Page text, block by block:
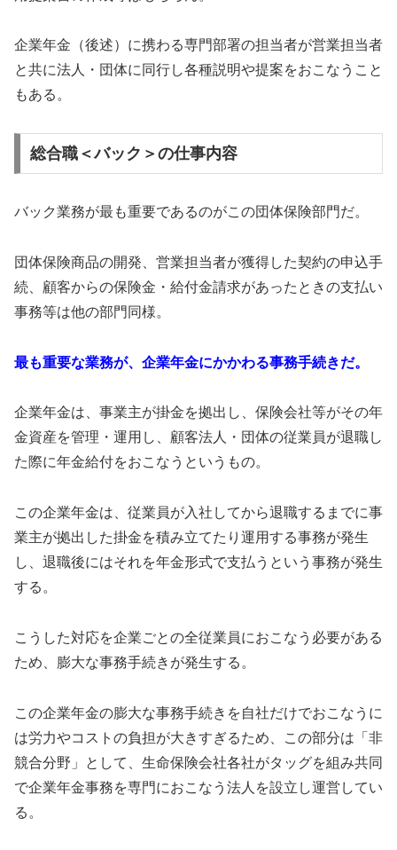
企業年金（後述）に携わる専門部署の担当者が営業担当者
と共に法人・団体に同行し各種説明や提案をおこなうこと
もある。
総合職＜バック＞の仕事内容
バック業務が最も重要であるのがこの団体保険部門だ。
団体保険商品の開発、営業担当者が獲得した契約の申込手
続、顧客からの保険金・給付金請求があったときの支払い
事務等は他の部門同様。
最も重要な業務が、企業年金にかかわる事務手続きだ。
企業年金は、事業主が掛金を拠出し、保険会社等がその年
金資産を管理・運用し、顧客法人・団体の従業員が退職し
た際に年金給付をおこなうというもの。
この企業年金は、従業員が入社してから退職するまでに事
業主が拠出した掛金を積み立てたり運用する事務が発生
し、退職後にはそれを年金形式で支払うという事務が発生
する。
こうした対応を企業ごとの全従業員におこなう必要がある
ため、膨大な事務手続きが発生する。
この企業年金の膨大な事務手続きを自社だけでおこなうに
は労力やコストの負担が大きすぎるため、この部分は「非
競合分野」として、生命保険会社各社がタッグを組み共同
で企業年金事務を専門におこなう法人を設立し運営してい
る。